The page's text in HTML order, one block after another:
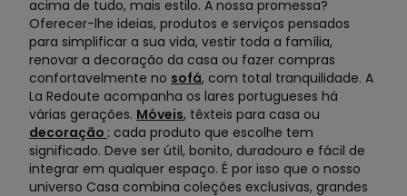
acima de tudo, mais estilo. A nossa promessa?
Oferecer-lhe ideias, produtos e serviços pensados
para simplificar a sua vida, vestir toda a família,
renovar a decoração da casa ou fazer compras
confortavelmente no sofá, com total tranquilidade. A
La Redoute acompanha os lares portugueses há
várias gerações. Móveis, têxteis para casa ou
decoração : cada produto que escolhe tem
significado. Deve ser útil, bonito, duradouro e fácil de
integrar em qualquer espaço. É por isso que o nosso
universo Casa combina coleções exclusivas, grandes